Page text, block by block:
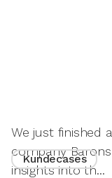
We just finished
company
insights into th...
Kundecases